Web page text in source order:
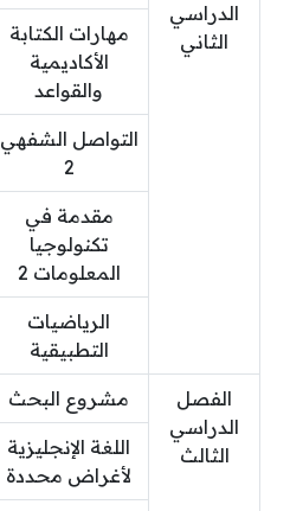
الدراسي
الثاني
مهارات الكتابة
الأكاديمية
والقواعد
التواصل الشفهي
2
مقدمة في
تكنولوجيا
المعلومات 2
الرياضيات
التطبيقية
الفصل
الدراسي
الثالث
مشروع البحث
اللغة الإنجليزية
لأغراض محددة